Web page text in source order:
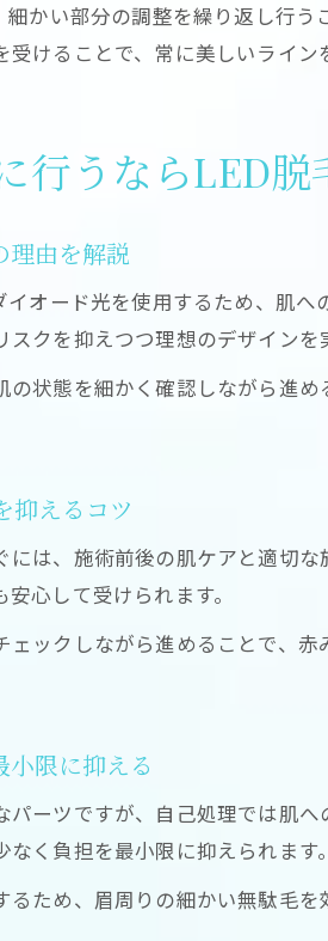
かい部分の調整を繰り返し行
けることで、常に美しいライン
行うならLED脱
理由を解説
オード光を使用するため、肌
クを抑えつつ理想のデザインを
の状態を細かく確認しながら進
抑えるコツ
は、施術前後の肌ケアと適切
心して受けられます。
ェックしながら進めることで、
限に抑える
ーツですが、自己処理では肌
く負担を最小限に抑えられます。
ため、眉周りの細かい無駄毛